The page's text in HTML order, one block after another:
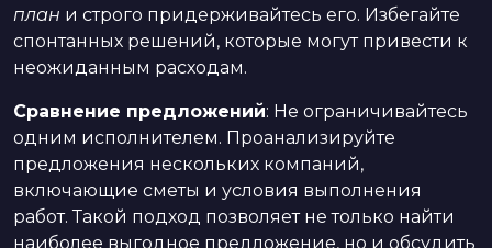
план и строго придерживайтесь его. Избегайте
спонтанных решений, которые могут привести к
неожиданным расходам.
Сравнение предложений: Не ограничивайтесь
одним исполнителем. Проанализируйте
предложения нескольких компаний,
включающие сметы и условия выполнения
работ. Такой подход позволяет не только найти
наиболее выгодное предложение, но и обсудить